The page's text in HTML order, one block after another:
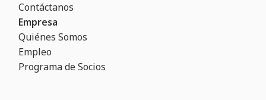
Contáctanos
Empresa
Quiénes Somos
Empleo
Programa de Socios